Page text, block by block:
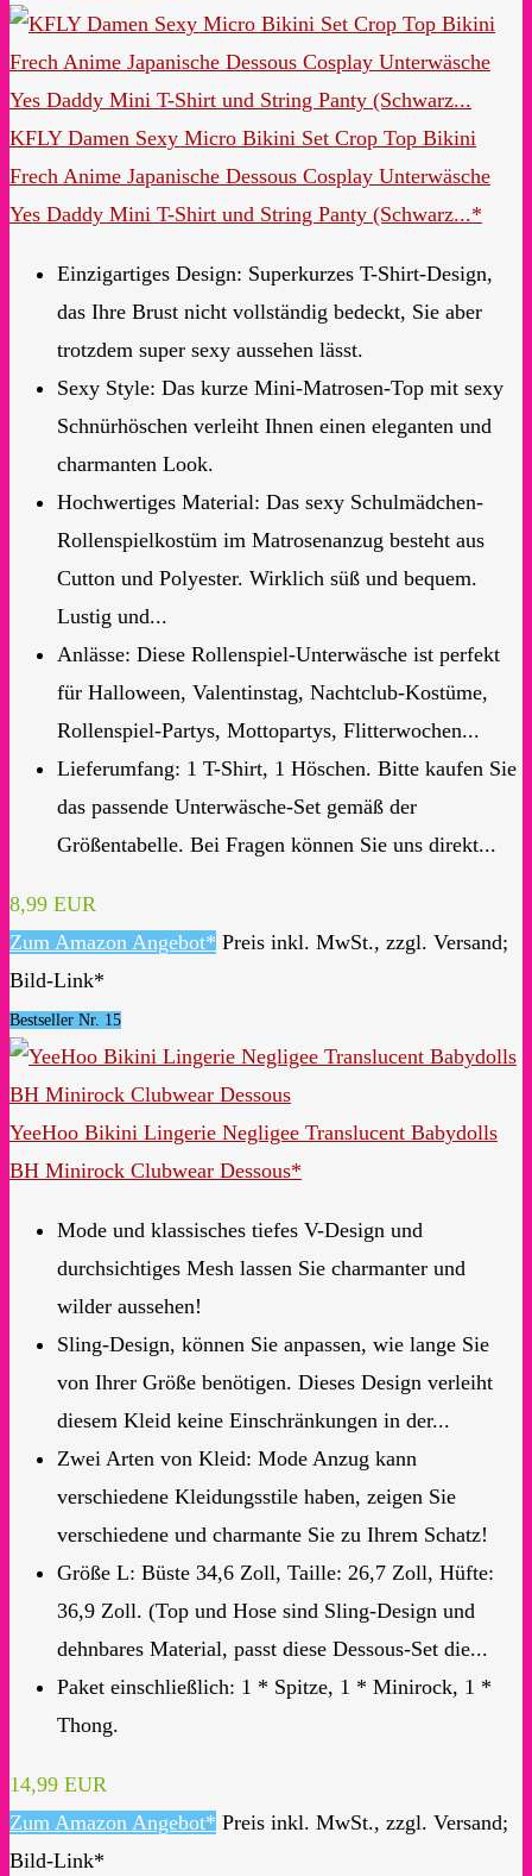
KFLY Damen Sexy Micro Bikini Set Crop Top Bikini
Frech Anime Japanische Dessous Cosplay Unterwäsche
Yes Daddy Mini T-Shirt und String Panty (Schwarz...*
Einzigartiges Design: Superkurzes T-Shirt-Design,
das Ihre Brust nicht vollständig bedeckt, Sie aber
trotzdem super sexy aussehen lässt.
Sexy Style: Das kurze Mini-Matrosen-Top mit sexy
Schnürhöschen verleiht Ihnen einen eleganten und
charmanten Look.
Hochwertiges Material: Das sexy Schulmädchen-
Rollenspielkostüm im Matrosenanzug besteht aus
Cutton und Polyester. Wirklich süß und bequem.
Lustig und...
Anlässe: Diese Rollenspiel-Unterwäsche ist perfekt
für Halloween, Valentinstag, Nachtclub-Kostüme,
Rollenspiel-Partys, Mottopartys, Flitterwochen...
Lieferumfang: 1 T-Shirt, 1 Höschen. Bitte kaufen Sie
das passende Unterwäsche-Set gemäß der
Größentabelle. Bei Fragen können Sie uns direkt...
8,99 EUR
Zum Amazon Angebot* Preis inkl. MwSt., zzgl. Versand;
Bild-Link*
Bestseller Nr. 15
YeeHoo Bikini Lingerie Negligee Translucent Babydolls
BH Minirock Clubwear Dessous*
Mode und klassisches tiefes V-Design und
durchsichtiges Mesh lassen Sie charmanter und
wilder aussehen!
Sling-Design, können Sie anpassen, wie lange Sie
von Ihrer Größe benötigen. Dieses Design verleiht
diesem Kleid keine Einschränkungen in der...
Zwei Arten von Kleid: Mode Anzug kann
verschiedene Kleidungsstile haben, zeigen Sie
verschiedene und charmante Sie zu Ihrem Schatz!
Größe L: Büste 34,6 Zoll, Taille: 26,7 Zoll, Hüfte:
36,9 Zoll. (Top und Hose sind Sling-Design und
dehnbares Material, passt diese Dessous-Set die...
Paket einschließlich: 1 * Spitze, 1 * Minirock, 1 *
Thong.
14,99 EUR
Zum Amazon Angebot* Preis inkl. MwSt., zzgl. Versand;
Bild-Link*